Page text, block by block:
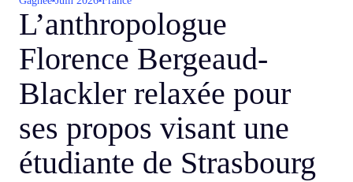
L’anthropologue
Florence Bergeaud-
Blackler relaxée pour
ses propos visant une
étudiante de Strasbourg